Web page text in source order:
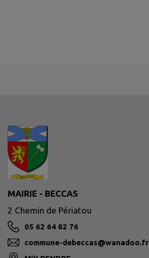
MAIRIE - BECCAS
2 Chemin de Périatou
05 62 64 82 76
commune-debeccas@wanadoo.fr